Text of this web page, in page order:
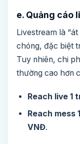
e. Quảng cáo
Livestream là
chóng, đặc biệt
Tuy nhiên, chi
thường cao hơn
Reach live 1
Reach mess
VNĐ.